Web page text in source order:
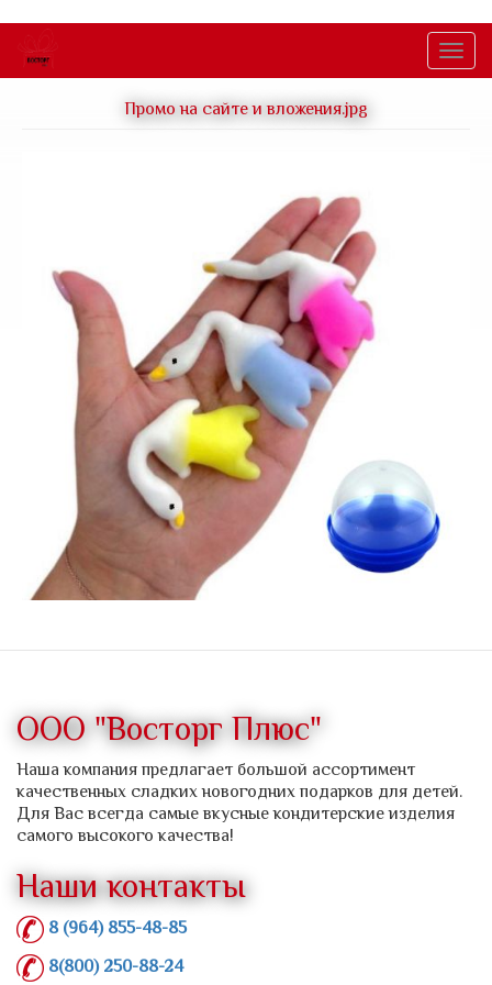
основному
содержанию
Промо на сайте и вложения.jpg
ООО "Восторг Плюс"
Наша компания предлагает большой ассортимент
качественных сладких новогодних подарков для детей.
Для Вас всегда самые вкусные кондитерские изделия
самого высокого качества!
Наши контакты
8 (964) 855-48-85
8(800) 250-88-24